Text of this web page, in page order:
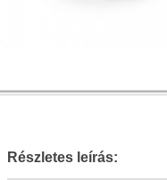
Részletes leírás: